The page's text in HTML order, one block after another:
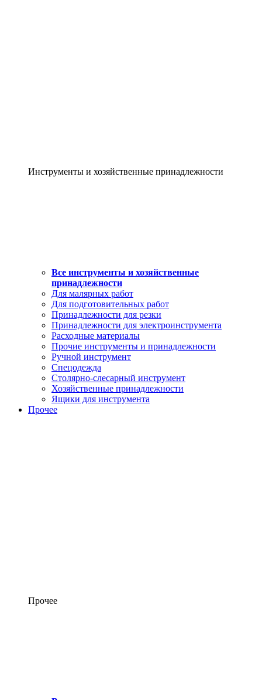
Инструменты и хозяйственные принадлежности
Все инструменты и хозяйственные
принадлежности
Для малярных работ
Для подготовительных работ
Принадлежности для резки
Принадлежности для электроинструмента
Расходные материалы
Прочие инструменты и принадлежности
Ручной инструмент
Спецодежда
Столярно-слесарный инструмент
Хозяйственные принадлежности
Ящики для инструмента
Прочее
Прочее